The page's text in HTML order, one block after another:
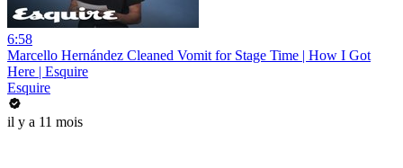
6:58
Marcello Hernández Cleaned Vomit for Stage Time | How I Got
Here | Esquire
Esquire
il y a 11 mois